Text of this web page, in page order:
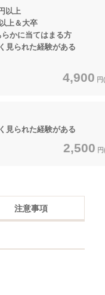
以上
大卒
てはまる方
られた経験がある
4,900
られた経験がある
2,500
注意事項